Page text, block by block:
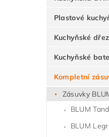
Plastové
Kuchyňské
Kuchyňské
Kompletní
Zásuvky
BLUM
BLUM